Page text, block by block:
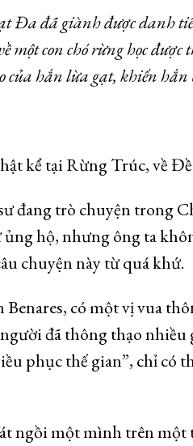
Đa đã giành được danh
một con chó rừng học
của hắn lừa gạt, khiến hắn
kể tại Rừng Trúc, về
đang trò chuyện trong
ủng hộ, nhưng ông ta
chuyện này từ quá khứ.
Benares, có một vị vua
đã thông thạo
phục thế gian”, chỉ có
ngồi một mình trên một